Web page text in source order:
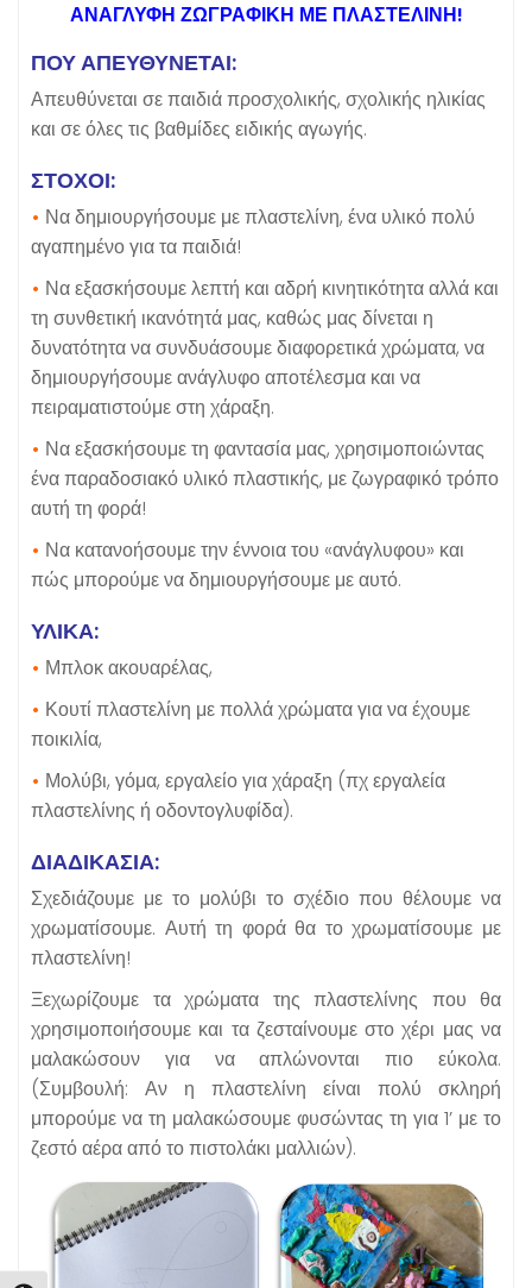
ΑΝΑΓΛΥΦΗ ΖΩΓΡΑΦΙΚΗ ΜΕ ΠΛΑΣΤΕΛΙΝΗ!
ΠΟΥ ΑΠΕΥΘΥΝΕΤΑΙ:
Απευθύνεται σε παιδιά προσχολικής, σχολικής ηλικίας
και σε όλες τις βαθμίδες ειδικής αγωγής.
ΣΤΟΧΟΙ:
• Να δημιουργήσουμε με πλαστελίνη, ένα υλικό πολύ
αγαπημένο για τα παιδιά!
• Να εξασκήσουμε λεπτή και αδρή κινητικότητα αλλά και
τη συνθετική ικανότητά μας, καθώς μας δίνεται η
δυνατότητα να συνδυάσουμε διαφορετικά χρώματα, να
δημιουργήσουμε ανάγλυφο αποτέλεσμα και να
πειραματιστούμε στη χάραξη.
• Να εξασκήσουμε τη φαντασία μας, χρησιμοποιώντας
ένα παραδοσιακό υλικό πλαστικής, με ζωγραφικό τρόπο
αυτή τη φορά!
• Να κατανοήσουμε την έννοια του «ανάγλυφου» και
πώς μπορούμε να δημιουργήσουμε με αυτό.
ΥΛΙΚΑ:
• Μπλοκ ακουαρέλας,
• Κουτί πλαστελίνη με πολλά χρώματα για να έχουμε
ποικιλία,
• Μολύβι, γόμα, εργαλείο για χάραξη (πχ εργαλεία
πλαστελίνης ή οδοντογλυφίδα).
ΔΙΑΔΙΚΑΣΙΑ:
Σχεδιάζουμε με το μολύβι το σχέδιο που θέλουμε να
χρωματίσουμε. Αυτή τη φορά θα το χρωματίσουμε με
πλαστελίνη!
Ξεχωρίζουμε τα χρώματα της πλαστελίνης που θα
χρησιμοποιήσουμε και τα ζεσταίνουμε στο χέρι μας να
μαλακώσουν για να απλώνονται πιο εύκολα.
(Συμβουλή: Αν η πλαστελίνη είναι πολύ σκληρή
μπορούμε να τη μαλακώσουμε φυσώντας τη για 1’ με το
ζεστό αέρα από το πιστολάκι μαλλιών).